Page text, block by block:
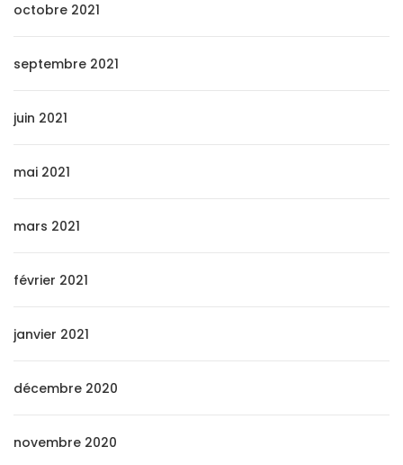
octobre 2021
septembre 2021
juin 2021
mai 2021
mars 2021
février 2021
janvier 2021
décembre 2020
novembre 2020